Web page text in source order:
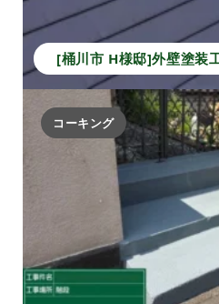
コーキング